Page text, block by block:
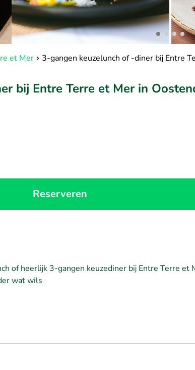
et Mer 3-gangen keuzelunch of -diner bij Entre
bij Entre Terre et Mer in
Reserveren
of heerlijk 3-gangen keuzediner bij Entre Terre et
wat wils